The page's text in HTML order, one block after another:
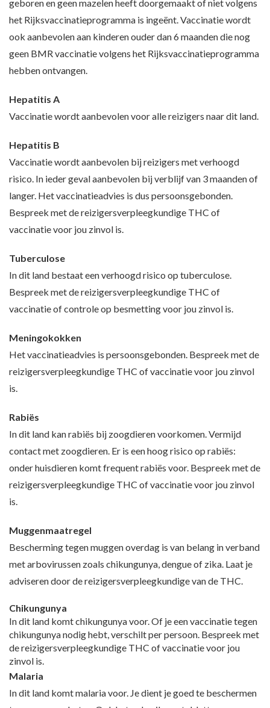
geboren en geen mazelen heeft doorgemaakt of niet volgens
het Rijksvaccinatieprogramma is ingeënt. Vaccinatie wordt
ook aanbevolen aan kinderen ouder dan 6 maanden die nog
geen BMR vaccinatie volgens het Rijksvaccinatieprogramma
hebben ontvangen.
Hepatitis A
Vaccinatie wordt aanbevolen voor alle reizigers naar dit land.
Hepatitis B
Vaccinatie wordt aanbevolen bij reizigers met verhoogd
risico. In ieder geval aanbevolen bij verblijf van 3 maanden of
langer. Het vaccinatieadvies is dus persoonsgebonden.
Bespreek met de reizigersverpleegkundige THC of
vaccinatie voor jou zinvol is.
Tuberculose
In dit land bestaat een verhoogd risico op tuberculose.
Bespreek met de reizigersverpleegkundige THC of
vaccinatie of controle op besmetting voor jou zinvol is.
Meningokokken
Het vaccinatieadvies is persoonsgebonden. Bespreek met de
reizigersverpleegkundige THC of vaccinatie voor jou zinvol
is.
Rabiës
In dit land kan rabiës bij zoogdieren voorkomen. Vermijd
contact met zoogdieren. Er is een hoog risico op rabiës:
onder huisdieren komt frequent rabiës voor. Bespreek met de
reizigersverpleegkundige THC of vaccinatie voor jou zinvol
is.
Muggenmaatregel
Bescherming tegen muggen overdag is van belang in verband
met arbovirussen zoals chikungunya, dengue of zika. Laat je
adviseren door de reizigersverpleegkundige van de THC.
Chikungunya
In dit land komt chikungunya voor. Of je een vaccinatie tegen
chikungunya nodig hebt, verschilt per persoon. Bespreek met
de reizigersverpleegkundige THC of vaccinatie voor jou
zinvol is.
Malaria
In dit land komt malaria voor. Je dient je goed te beschermen